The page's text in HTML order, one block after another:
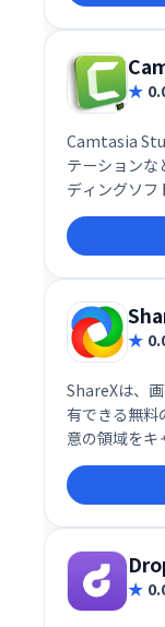
Camtasia
テーションな
ディングソフ
操作、
収録・編集で
の動画サイ
プロフェッシ
ょう。
ShareXは、
有できる無料
意の領域をキ
ァイルを50
す。手軽で高
の向上に貢